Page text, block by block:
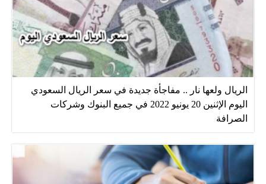
الريال ولعها نار .. مفاجأة جديدة في سعر الريال السعودي
اليوم الإثنين 20 يونيو 2022 في جميع البنوك وشركات
الصرافة